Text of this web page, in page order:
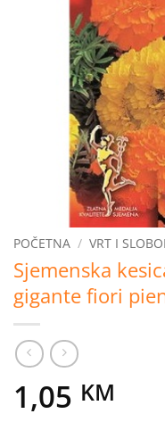
POČETNA / VRT I
Sjemenska
gigante fiori
1,05 KM